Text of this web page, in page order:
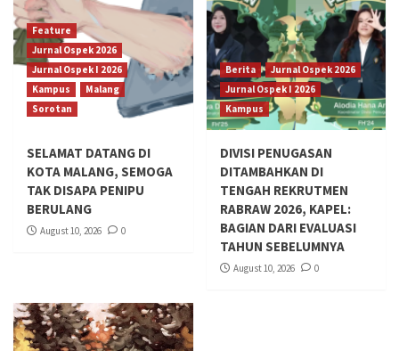
Feature
Jurnal Ospek 2026
Jurnal Ospek I 2026
Kampus
Malang
Sorotan
SELAMAT DATANG DI
KOTA MALANG, SEMOGA
TAK DISAPA PENIPU
BERULANG
August 10, 2026 0
Berita
Jurnal Ospek 2026
Jurnal Ospek I 2026
Kampus
DIVISI PENUGASAN
DITAMBAHKAN DI
TENGAH REKRUTMEN
RABRAW 2026, KAPEL:
BAGIAN DARI EVALUASI
TAHUN SEBELUMNYA
August 10, 2026 0